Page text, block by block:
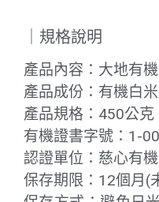
｜規格說明
產品內容：大地有
產品成份：有機白米
產品規格：450公克
有機證書字號：1-
認證單位：慈心有
保存期限：12個月(